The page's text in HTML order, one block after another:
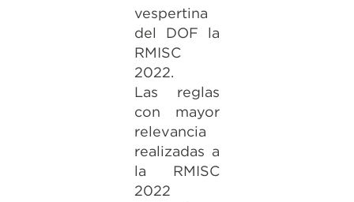
vespertina
del DOF la
RMISC
2022.
Las reglas
con mayor
relevancia
realizadas a
la RMISC
2022